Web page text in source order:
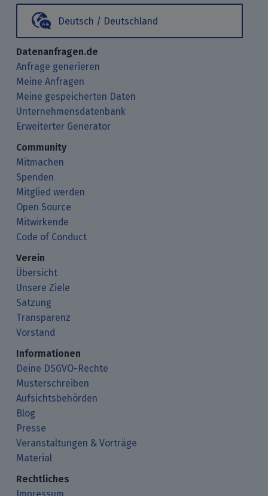
Deutsch / Deutschland
Datenanfragen.de
Anfrage generieren
Meine Anfragen
Meine gespeicherten Daten
Unternehmensdatenbank
Erweiterter Generator
Community
Mitmachen
Spenden
Mitglied werden
Open Source
Mitwirkende
Code of Conduct
Verein
Übersicht
Unsere Ziele
Satzung
Transparenz
Vorstand
Informationen
Deine DSGVO-Rechte
Musterschreiben
Aufsichtsbehörden
Blog
Presse
Veranstaltungen & Vorträge
Material
Rechtliches
Impressum